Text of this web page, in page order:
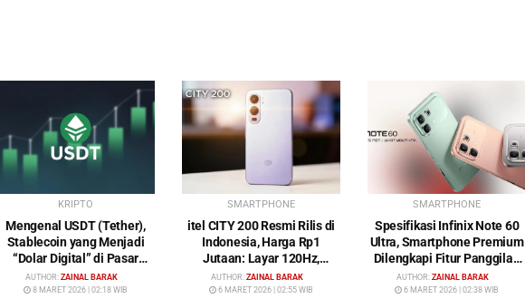
KRIPTO
Mengenal USDT (Tether),
Stablecoin yang Menjadi
“Dolar Digital” di Pasar
Kripto
AUTHOR: ZAINAL BARAK
8 MARET 2026 | 02:18 WIB
SMARTPHONE
itel CITY 200 Resmi Rilis di
Indonesia, Harga Rp1
Jutaan: Layar 120Hz,
Kamera 50MP, NFC dan
Baterai 5200 mAh
AUTHOR: ZAINAL BARAK
6 MARET 2026 | 02:55 WIB
SMARTPHONE
Spesifikasi Infinix Note 60
Ultra, Smartphone Premium
Dilengkapi Fitur Panggilan
Satelit
AUTHOR: ZAINAL BARAK
6 MARET 2026 | 02:38 WIB